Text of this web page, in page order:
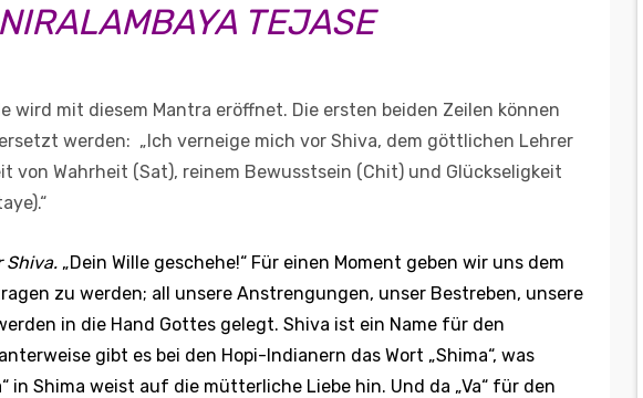
NIRALAMBAYA TEJASE
wird mit diesem Mantra eröffnet. Die ersten beiden Zeilen können
werden: „Ich verneige mich vor Shiva, dem göttlichen Lehrer
von Wahrheit (Sat), reinem Bewusstsein (Chit) und Glückseligkeit
Shiva. „Dein Wille geschehe!“ Für einen Moment geben wir uns dem
zu werden; all unsere Anstrengungen, unser Bestreben, unsere
in die Hand Gottes gelegt. Shiva ist ein Name für den
gibt es bei den Hopi-Indianern das Wort „Shima“, was
in Shima weist auf die mütterliche Liebe hin. Und da „Va“ für den